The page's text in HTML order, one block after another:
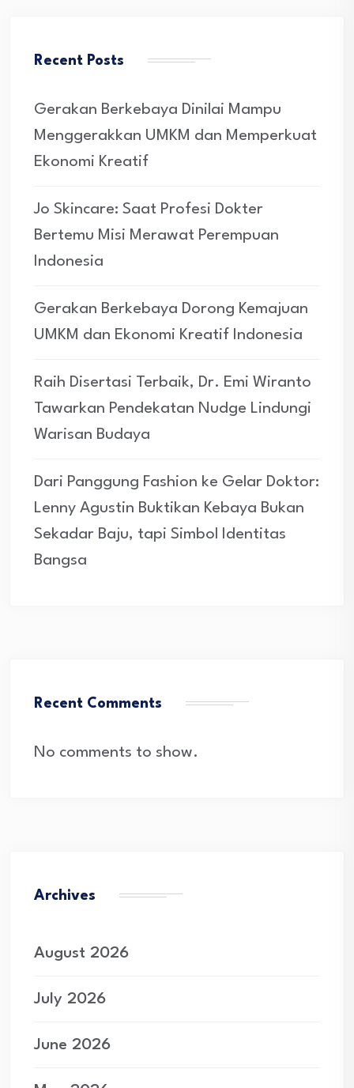
Recent Posts
Gerakan Berkebaya Dinilai Mampu
Menggerakkan UMKM dan Memperkuat
Ekonomi Kreatif
Jo Skincare: Saat Profesi Dokter
Bertemu Misi Merawat Perempuan
Indonesia
Gerakan Berkebaya Dorong Kemajuan
UMKM dan Ekonomi Kreatif Indonesia
Raih Disertasi Terbaik, Dr. Emi Wiranto
Tawarkan Pendekatan Nudge Lindungi
Warisan Budaya
Dari Panggung Fashion ke Gelar Doktor:
Lenny Agustin Buktikan Kebaya Bukan
Sekadar Baju, tapi Simbol Identitas
Bangsa
Recent Comments
No comments to show.
Archives
August 2026
July 2026
June 2026